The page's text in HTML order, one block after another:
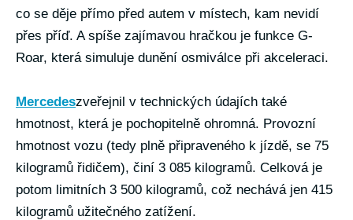
co se děje přímo před autem v místech, kam nevidí
přes příď. A spíše zajímavou hračkou je funkce G-
Roar, která simuluje dunění osmiválce při akceleraci.
Mercedeszveřejnil v technických údajích také
hmotnost, která je pochopitelně ohromná. Provozní
hmotnost vozu (tedy plně připraveného k jízdě, se 75
kilogramů řidičem), činí 3 085 kilogramů. Celková je
potom limitních 3 500 kilogramů, což nechává jen 415
kilogramů užitečného zatížení.